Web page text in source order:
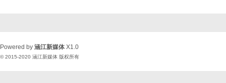
Powered by 涵江新媒体 X1.0
© 2015-2020 涵江新媒体 版权所有